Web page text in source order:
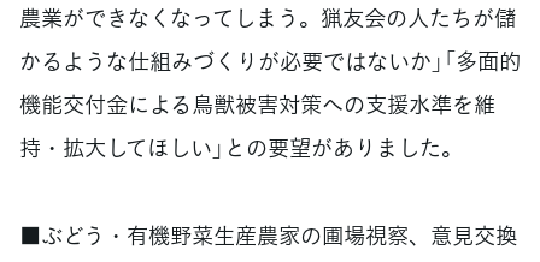
農業ができなくなってしまう。猟友会の人たちが儲
かるような仕組みづくりが必要ではないか」「多面的
機能交付金による鳥獣被害対策への支援水準を維
持・拡大してほしい」との要望がありました。
■ぶどう・有機野菜生産農家の圃場視察、意見交換